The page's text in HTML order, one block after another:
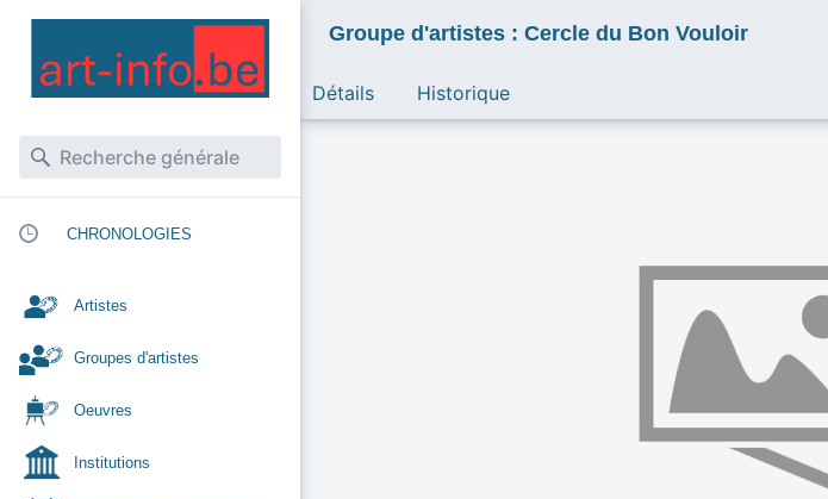
CHRONOLOGIES
Artistes
Groupes d'artistes
Oeuvres
Institutions
Groupe d'artistes : Cercle du Bon Vouloir
Détails Historique